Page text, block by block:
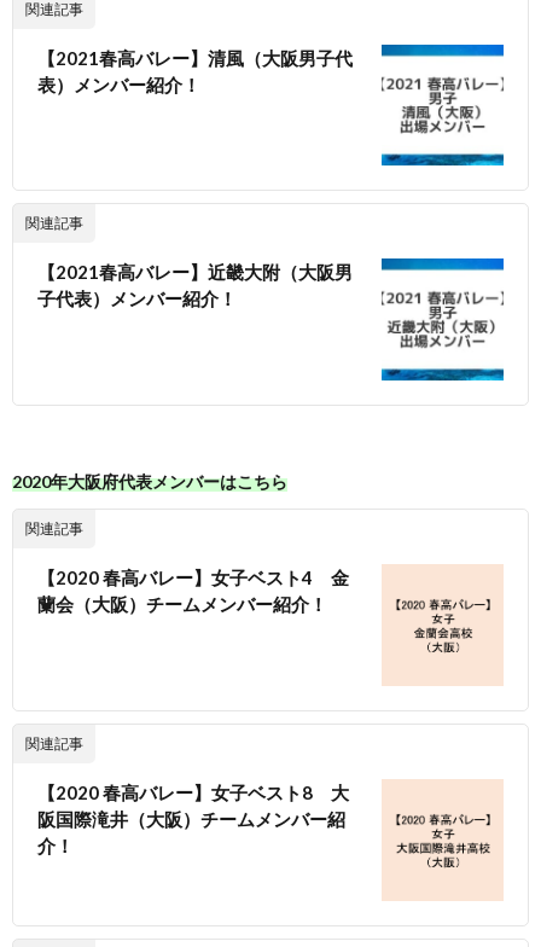
関連記事
【2021春高バレー】清風（大阪男子代
表）メンバー紹介！
関連記事
【2021春高バレー】近畿大附（大阪男
子代表）メンバー紹介！
2020年大阪府代表メンバーはこちら
関連記事
【2020 春高バレー】女子ベスト4 金
蘭会（大阪）チームメンバー紹介！
関連記事
【2020 春高バレー】女子ベスト8 大
阪国際滝井（大阪）チームメンバー紹
介！